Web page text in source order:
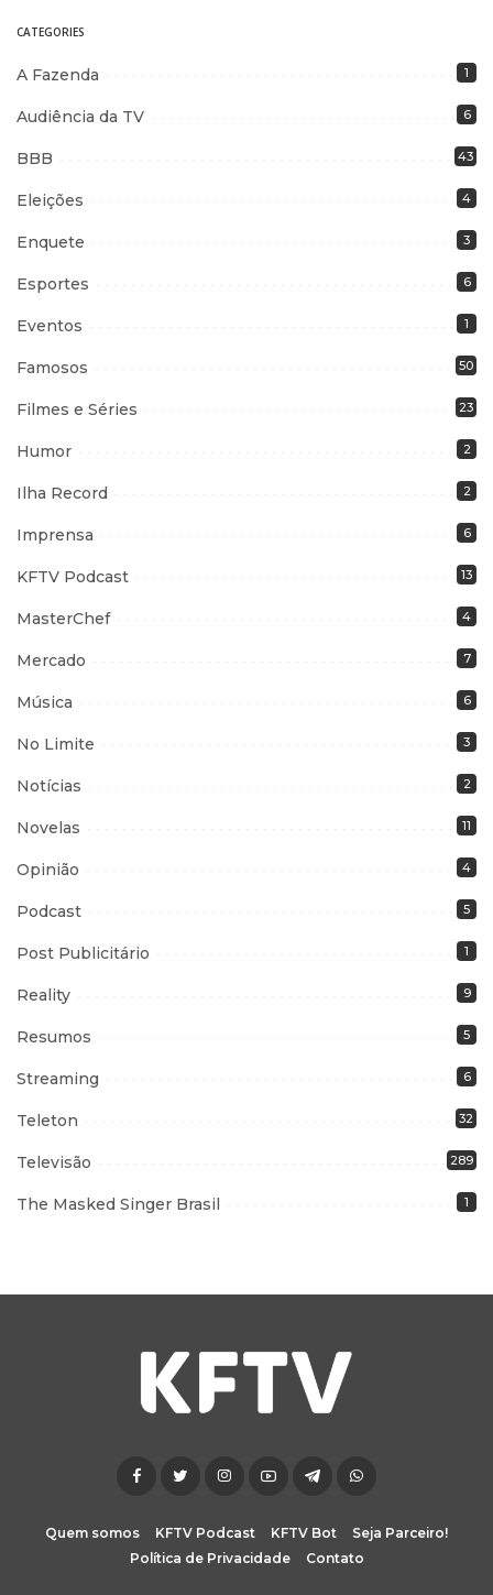
CATEGORIES
A Fazenda 1
Audiência da TV 6
BBB 43
Eleições 4
Enquete 3
Esportes 6
Eventos 1
Famosos 50
Filmes e Séries 23
Humor 2
Ilha Record 2
Imprensa 6
KFTV Podcast 13
MasterChef 4
Mercado 7
Música 6
No Limite 3
Notícias 2
Novelas 11
Opinião 4
Podcast 5
Post Publicitário 1
Reality 9
Resumos 5
Streaming 6
Teleton 32
Televisão 289
The Masked Singer Brasil 1
Quem somos KFTV Podcast KFTV Bot
Seja Parceiro!
Política de Privacidade
Contato